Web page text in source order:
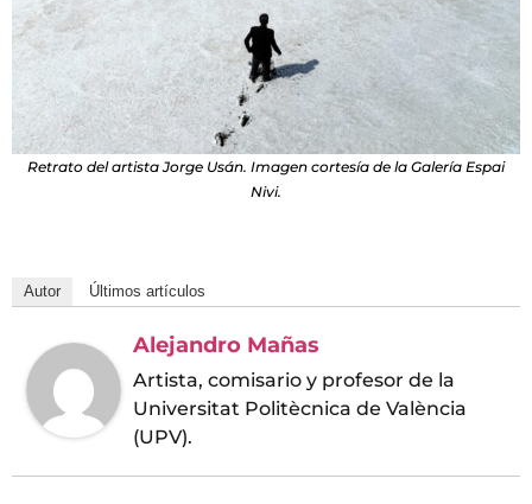
Retrato del artista Jorge Usán. Imagen cortesía de la Galería Espai
Nivi.
Autor Últimos artículos
Alejandro Mañas
Artista, comisario y profesor de la
Universitat Politècnica de València
(UPV).